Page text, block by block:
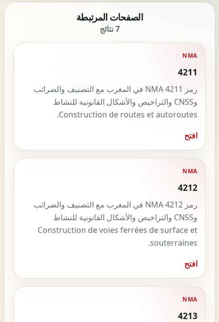
الصفحات المرتبطة
7 نتائج
NMA
4211
رمز NMA 4211 في المغرب مع التصنيف والضرائب
وCNSS والتراخيص والأشكال القانونية للنشاط
Construction de routes et autoroutes.
افتح
NMA
4212
رمز NMA 4212 في المغرب مع التصنيف والضرائب
وCNSS والتراخيص والأشكال القانونية للنشاط
Construction de voies ferrées de surface et
souterraines.
افتح
NMA
4213